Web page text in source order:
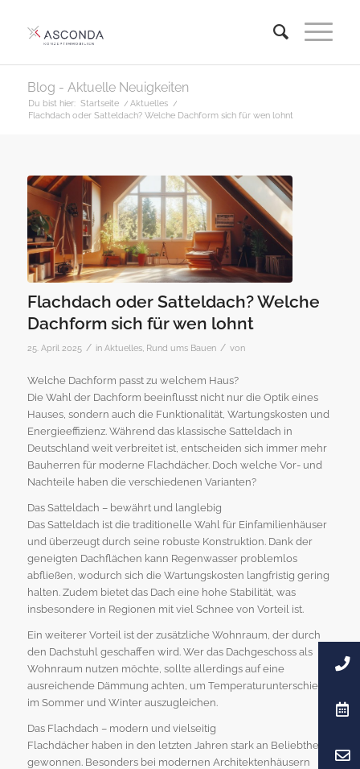
Blog - Aktuelle Neuigkeiten
Du bist hier: Startseite / Aktuelles /
Flachdach oder Satteldach? Welche Dachform sich für wen lohnt
Flachdach oder Satteldach? Welche
Dachform sich für wen lohnt
25. April 2025 / in Aktuelles, Rund ums Bauen / von
Welche Dachform passt zu welchem Haus?
Die Wahl der Dachform beeinflusst nicht nur die Optik eines
Hauses, sondern auch die Funktionalität, Wartungskosten und
Energieeffizienz. Während das klassische Satteldach in
Deutschland weit verbreitet ist, entscheiden sich immer mehr
Bauherren für moderne Flachdächer. Doch welche Vor- und
Nachteile haben die verschiedenen Varianten?
Das Satteldach – bewährt und langlebig
Das Satteldach ist die traditionelle Wahl für Einfamilienhäuser
und überzeugt durch seine robuste Konstruktion. Dank der
geneigten Dachflächen kann Regenwasser problemlos
abfließen, wodurch sich die Wartungskosten langfristig gering
halten. Zudem bietet das Dach eine hohe Stabilität, was
insbesondere in Regionen mit viel Schnee von Vorteil ist.
Ein weiterer Vorteil ist der zusätzliche Wohnraum, der durch
den Dachstuhl geschaffen wird. Wer das Dachgeschoss als
Wohnraum nutzen möchte, sollte allerdings auf eine
ausreichende Dämmung achten, um Temperaturunterschiede
im Sommer und Winter auszugleichen.
Das Flachdach – modern und vielseitig
Flachdächer haben in den letzten Jahren stark an Beliebtheit
gewonnen. Besonders bei modernen Architektenhäusern